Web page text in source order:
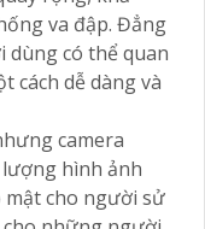
va đập. Đẳng
dùng có thể quan
cách dễ dàng và
camera
hình ảnh
cho người sử